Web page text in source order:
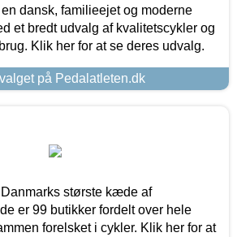
dansk, familieejet og moderne
et bredt udvalg af kvalitetscykler og
Klik her for at se deres udvalg.
på Pedalatleten.dk
største kæde af
er 99 butikker fordelt over hele
forelsket i cykler. Klik her for at